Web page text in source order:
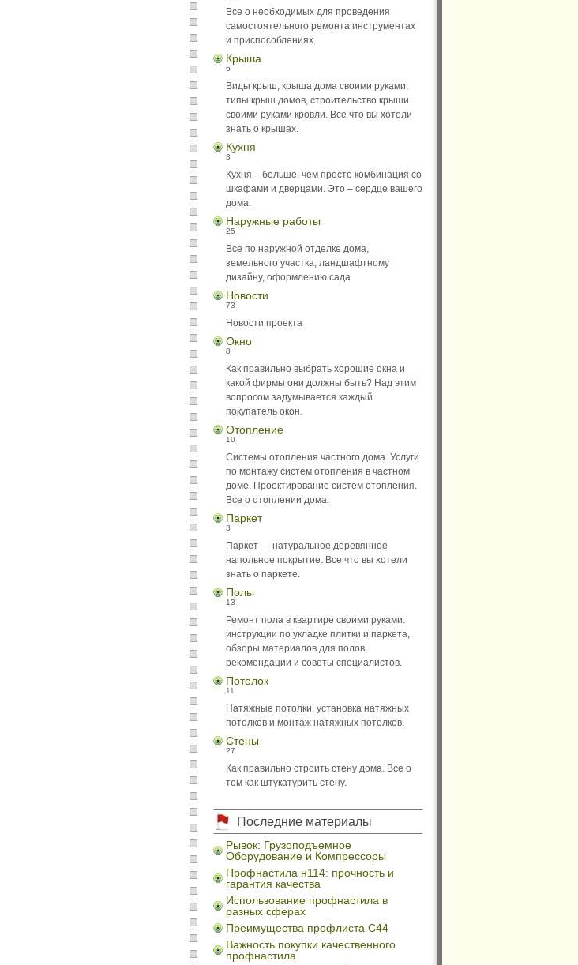
Все о необходимых для проведения
самостоятельного ремонта инструментах
и приспособлениях.
Крыша
6
Виды крыш, крыша дома своими руками,
типы крыш домов, строительство крыши
своими руками кровли. Все что вы хотели
знать о крышах.
Кухня
3
Кухня – больше, чем просто комбинация со
шкафами и дверцами. Это – сердце вашего
дома.
Наружные работы
25
Все по наружной отделке дома,
земельного участка, ландшафтному
дизайну, оформлению сада
Новости
73
Новости проекта
Окно
8
Как правильно выбрать хорошие окна и
какой фирмы они должны быть? Над этим
вопросом задумывается каждый
покупатель окон.
Отопление
10
Системы отопления частного дома. Услуги
по монтажу систем отопления в частном
доме. Проектирование систем отопления.
Все о отоплении дома.
Паркет
3
Паркет — натуральное деревянное
напольное покрытие. Все что вы хотели
знать о паркете.
Полы
13
Ремонт пола в квартире своими руками:
инструкции по укладке плитки и паркета,
обзоры материалов для полов,
рекомендации и советы специалистов.
Потолок
11
Натяжные потолки, установка натяжных
потолков и монтаж натяжных потолков.
Стены
27
Как правильно строить стену дома. Все о
том как штукатурить стену.
Последние материалы
Рывок: Грузоподъемное
Оборудование и Компрессоры
Профнастила н114: прочность и
гарантия качества
Использование профнастила в
разных сферах
Преимущества профлиста С44
Важность покупки качественного
профнастила